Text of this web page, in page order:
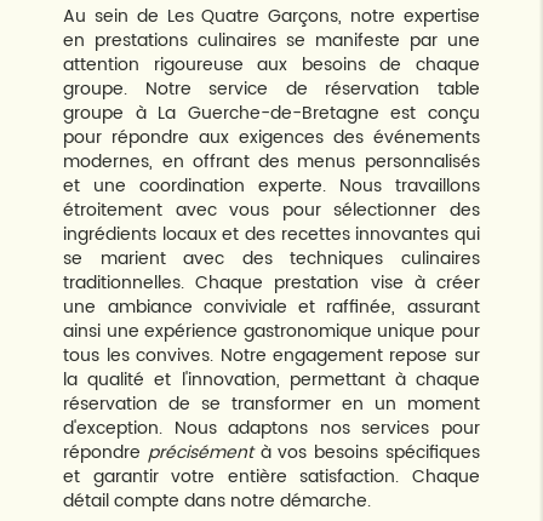
Au sein de Les Quatre Garçons, notre expertise
en prestations culinaires se manifeste par une
attention rigoureuse aux besoins de chaque
groupe. Notre service de réservation table
groupe à La Guerche-de-Bretagne est conçu
pour répondre aux exigences des événements
modernes, en offrant des menus personnalisés
et une coordination experte. Nous travaillons
étroitement avec vous pour sélectionner des
ingrédients locaux et des recettes innovantes qui
se marient avec des techniques culinaires
traditionnelles. Chaque prestation vise à créer
une ambiance conviviale et raffinée, assurant
ainsi une expérience gastronomique unique pour
tous les convives. Notre engagement repose sur
la qualité et l'innovation, permettant à chaque
réservation de se transformer en un moment
d'exception. Nous adaptons nos services pour
répondreprécisémentà vos besoins spécifiques
et garantir votre entière satisfaction. Chaque
détail compte dans notre démarche.